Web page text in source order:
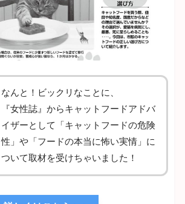
なんと！ビックリなことに、
『女性誌』からキャットフードアドバ
イザーとして「キャットフードの危険
性」や「フードの本当に怖い実情」に
ついて取材を受けちゃいました！